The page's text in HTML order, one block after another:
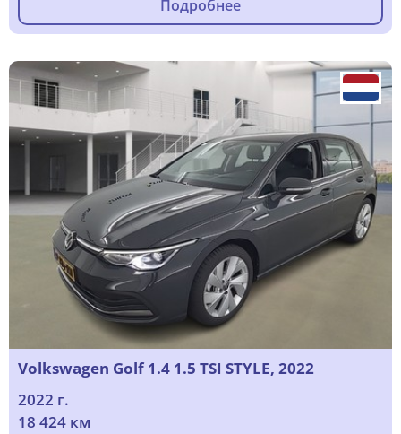
Подробнее
Volkswagen Golf 1.4 1.5 TSI STYLE, 2022
2022 г.
18 424 км